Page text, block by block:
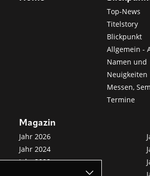
Top-News
Titelstory
Blickpunkt
Allgemein -
Namen und
Neuigkeiten
Messen,
Termine
Magazin
Jahr 2026
Jahr 2024
Jahr 2022